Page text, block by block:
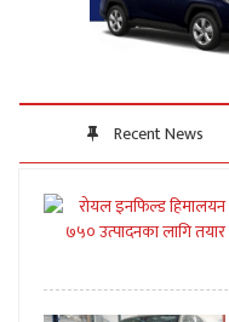
Recent News